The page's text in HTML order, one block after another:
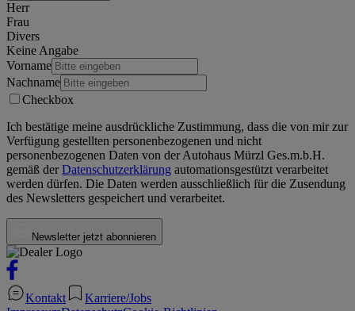
Herr
Frau
Divers
Keine Angabe
Vorname
Nachname
Checkbox
Ich bestätige meine ausdrückliche Zustimmung, dass die von mir zur
Verfügung gestellten personenbezogenen und nicht
personenbezogenen Daten von derAutohaus Mürzl Ges.m.b.H.
gemäß derDatenschutzerklärung automationsgestützt verarbeitet
werden dürfen. Die Daten werden ausschließlich für die Zusendung
des Newsletters gespeichert und verarbeitet.
Newsletter jetzt abonnieren
Kontakt
Karriere/Jobs